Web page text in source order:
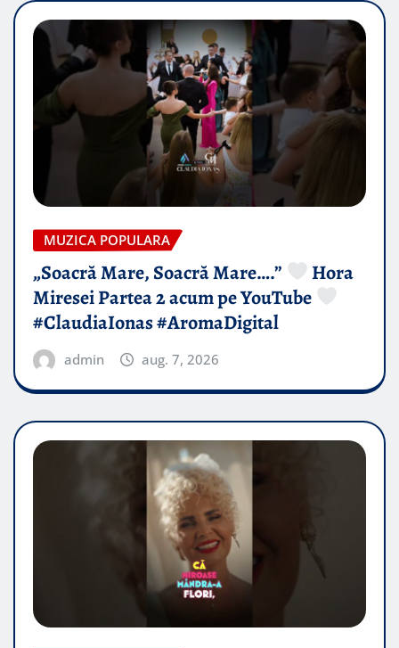
MUZICA POPULARA
„Soacră Mare, Soacră Mare….”
Hora
Miresei Partea 2 acum pe YouTube
#ClaudiaIonas #AromaDigital
admin aug. 7, 2026